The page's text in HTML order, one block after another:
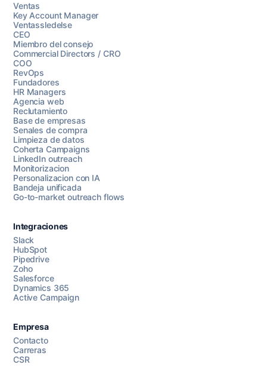
Chatea con nosotros
Ventas
Key Account Manager
Ventassledelse
CEO
Miembro del consejo
Commercial Directors / CRO
COO
RevOps
Fundadores
HR Managers
Agencia web
Reclutamiento
Base de empresas
Senales de compra
Limpieza de datos
Coherta Campaigns
LinkedIn outreach
Monitorizacion
Personalizacion con IA
Bandeja unificada
Go-to-market outreach flows
Integraciones
Slack
HubSpot
Pipedrive
Zoho
Salesforce
Dynamics 365
Active Campaign
Empresa
Contacto
Carreras
CSR